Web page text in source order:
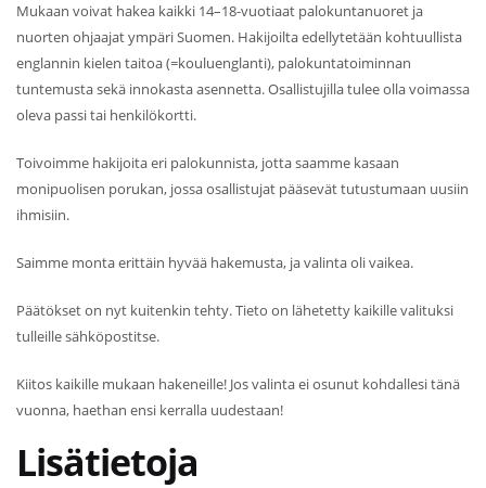
Mukaan voivat hakea kaikki 14–18-vuotiaat palokuntanuoret ja
nuorten ohjaajat ympäri Suomen. Hakijoilta edellytetään kohtuullista
englannin kielen taitoa (=kouluenglanti), palokuntatoiminnan
tuntemusta sekä innokasta asennetta. Osallistujilla tulee olla voimassa
oleva passi tai henkilökortti.
Toivoimme hakijoita eri palokunnista, jotta saamme kasaan
monipuolisen porukan, jossa osallistujat pääsevät tutustumaan uusiin
ihmisiin.
Saimme monta erittäin hyvää hakemusta, ja valinta oli vaikea.
Päätökset on nyt kuitenkin tehty. Tieto on lähetetty kaikille valituksi
tulleille sähköpostitse.
Kiitos kaikille mukaan hakeneille! Jos valinta ei osunut kohdallesi tänä
vuonna, haethan ensi kerralla uudestaan!
Lisätietoja